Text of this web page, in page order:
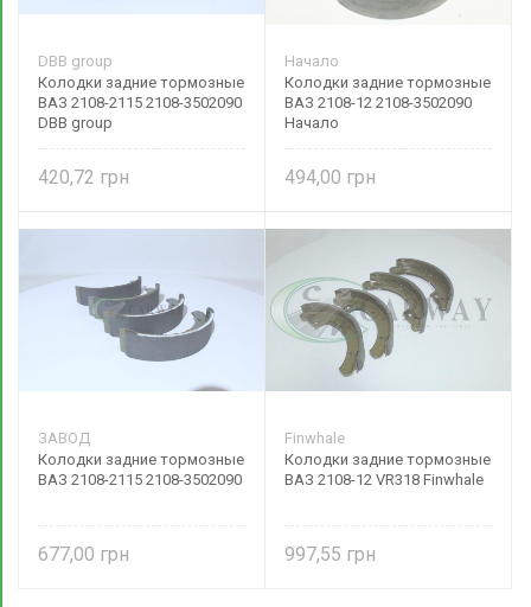
DBB group
Колодки задние тормозные
ВАЗ 2108-2115 2108-3502090
DBB group
420,72
Начало
Колодки задние тормозные
ВАЗ 2108-12 2108-3502090
Начало
494,00
ЗАВОД
Колодки задние тормозные
ВАЗ 2108-2115 2108-3502090
677,00
Finwhale
Колодки задние тормозные
ВАЗ 2108-12 VR318 Finwhale
997,55